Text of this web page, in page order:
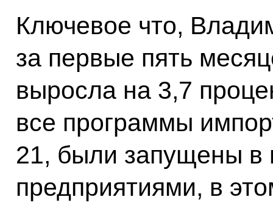
Ключевое что,
за первые пять
выросла на 3,7
все программы
21, были запущены в
предприятиями, в